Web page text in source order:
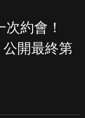
約會！
開最終第